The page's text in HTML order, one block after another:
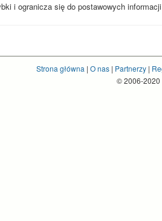
i ogranicza się do postawowych
Strona główna | O nas| Partnerzy|
© 2006-2020